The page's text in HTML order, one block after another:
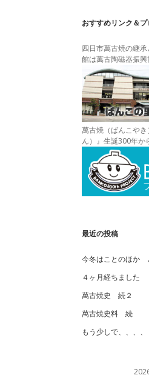
おすすめリンク＆プ
四日市萬古焼の継
館は萬古陶磁器振興
萬古焼（ばんこや
ん）』生誕300年か
最近の投稿
今冬はことのほか
４ヶ月経ちました
萬古焼史 続２
萬古焼史料 続
もう少しで、、、、